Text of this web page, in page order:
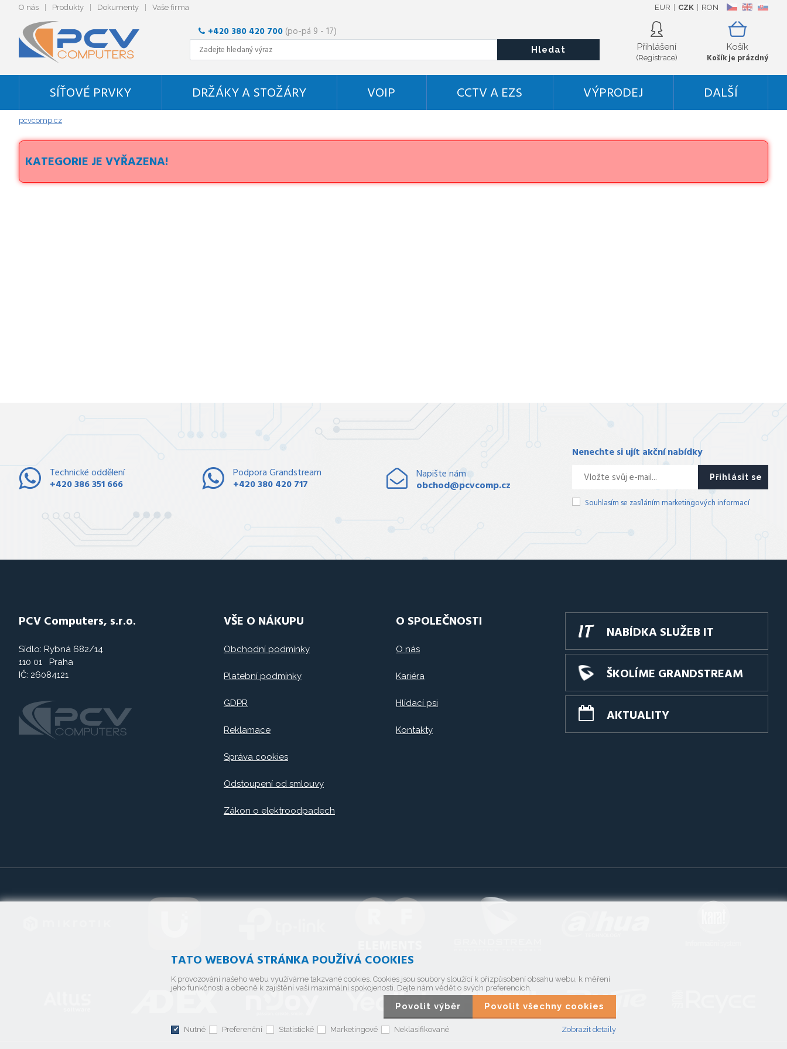
O nás Produkty Dokumenty Vaše firma CZ EN SK
EUR CZK RON
Košík
Košík je prázdný
Přihlášení
(Registrace)
+420 380 420 700 (po-pá 9 - 17)
Hledat
SÍŤOVÉ PRVKY DRŽÁKY A STOŽÁRY VOIP CCTV A EZS VÝPRODEJ DALŠÍ
pcvcomp.cz
KATEGORIE JE VYŘAZENA!
Technické oddělení
+420 386 351 666
Podpora Grandstream
+420 380 420 717
Napište nám
obchod@pcvcomp.cz
Nenechte si ujít akční nabídky
Přihlásit se
Souhlasím se zasíláním marketingových informací
PCV Computers, s.r.o.
Sídlo: Rybná 682/14
110 01 Praha
IČ: 26084121
VŠE O NÁKUPU
Obchodní podmínky
Platební podmínky
GDPR
Reklamace
Správa cookies
Odstoupení od smlouvy
Zákon o elektroodpadech
O SPOLEČNOSTI
O nás
Kariéra
Hlídací psi
Kontakty
NABÍDKA SLUŽEB IT
ŠKOLÍME GRANDSTREAM
AKTUALITY
TATO WEBOVÁ STRÁNKA POUŽÍVÁ COOKIES
K provozování našeho webu využíváme takzvané cookies. Cookies jsou soubory sloužící k přizpůsobení obsahu webu, k měření
jeho funkčnosti a obecně k zajištění vaší maximální spokojenosti. Dejte nám vědět o svých preferencích.
Povolit výběr Povolit všechny cookies
Nutné Preferenční Statistické Marketingové Neklasifikované Zobrazit detaily